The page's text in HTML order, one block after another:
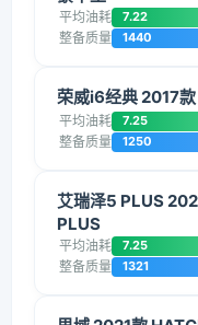
平均油耗 7.22
整备质量 1440
荣威i6经典 2017
平均油耗 7.25
整备质量 1250
艾瑞泽5 PLUS
PLUS
平均油耗 7.25
整备质量 1321